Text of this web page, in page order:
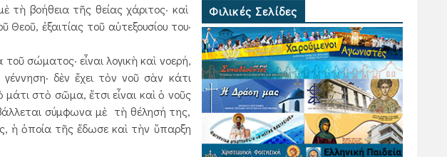
τὴ βοήθεια τῆς θείας χάριτος· καὶ
ἐξαιτίας τοῦ αὐτεξουσίου του·
σώματος· εἶναι λογικὴ καὶ νοερή,
δὲν ἔχει τὸν νοῦ σὰν κάτι
στὸ σῶμα, ἔτσι εἶναι καὶ ὁ νοῦς
σύμφωνα μὲ τὴ θέλησή της,
ἡ ὁποία τῆς ἔδωσε καὶ τὴν ὕπαρξη
Φιλικές Σελίδες